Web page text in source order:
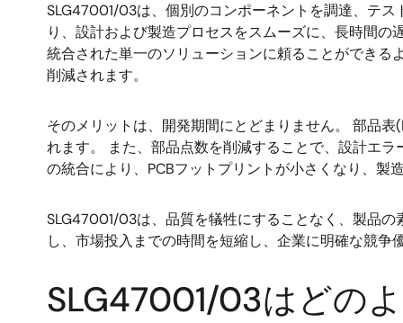
SLG47001/03は、個別のコンポーネントを調達、テ
り、設計および製造プロセスをスムーズに、長時間
統合された単一のソリューションに頼ることができ
削減されます。
そのメリットは、開発期間にとどまりません。 部品
れます。 また、部品点数を削減することで、設計エ
の統合により、PCBフットプリントが小さくなり、
SLG47001/03は、品質を犠牲にすることなく、製品
し、市場投入までの時間を短縮し、企業に明確な競争
SLG47001/03はどの